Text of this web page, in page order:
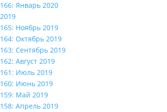
166: Январь 2020
2019
165: Ноябрь 2019
164: Октябрь 2019
163: Сентябрь 2019
162: Август 2019
161: Июль 2019
160: Июнь 2019
159: Май 2019
158: Апрель 2019